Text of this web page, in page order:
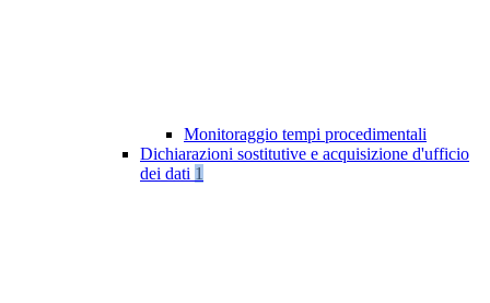
Monitoraggio tempi procedimentali
Dichiarazioni sostitutive e acquisizione d'ufficio
dei dati 1